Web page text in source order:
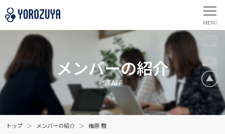
メンバーの紹介
STAFF
トップ メンバーの紹介 梅原 駿